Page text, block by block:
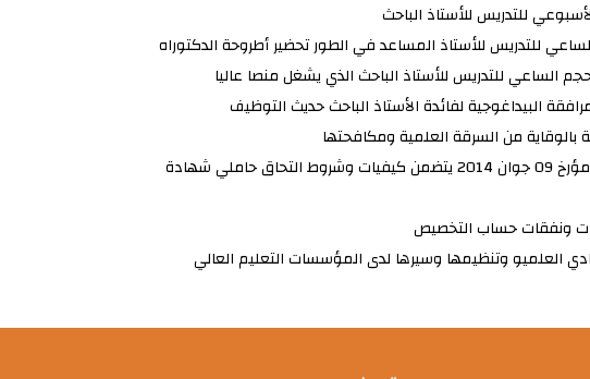
قرار رقم 1145 مؤرخ في 21 ديسمبر 2017 يعدل القرار رقم 364 مؤرخ 09 جوان 2014 يتضمن كيفيات وشروط التحاق حاملي شهادة